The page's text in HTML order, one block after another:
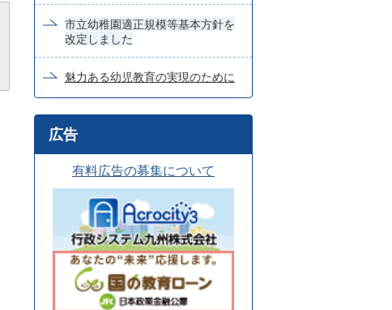
市立幼稚園適正規模等基本方針を
改定しました
魅力ある幼児教育の実現のために
広告
有料広告の募集について